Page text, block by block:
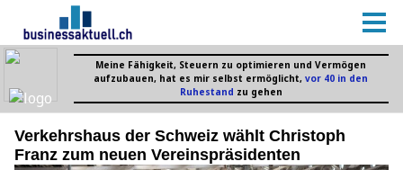
Verkehrshaus der Schweiz wählt Christoph
Franz zum neuen Vereinspräsidenten